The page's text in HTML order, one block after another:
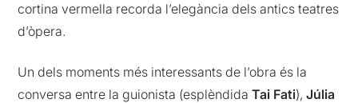
cortina vermella recorda l’elegància dels antics teatres
d’òpera.
Un dels moments més interessants de l’obra és la
conversa entre la guionista (esplèndidaTai Fati),Júlia